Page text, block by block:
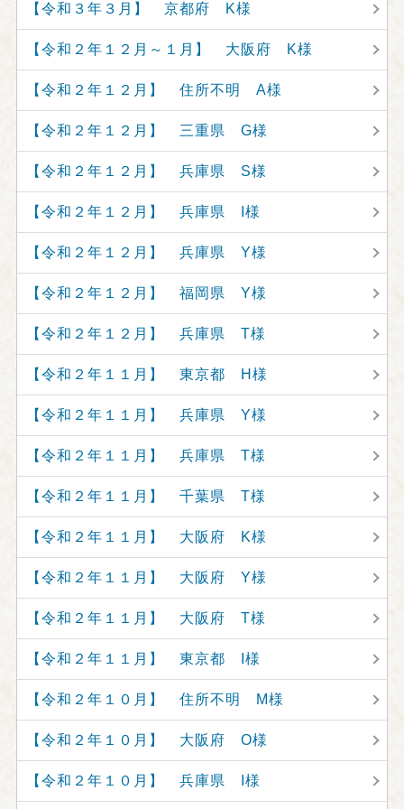
【令和３年３月】 京都府 K様
【令和２年１２月～１月】 大阪府 K様
【令和２年１２月】 住所不明 A様
【令和２年１２月】 三重県 G様
【令和２年１２月】 兵庫県 S様
【令和２年１２月】 兵庫県 I様
【令和２年１２月】 兵庫県 Y様
【令和２年１２月】 福岡県 Y様
【令和２年１２月】 兵庫県 T様
【令和２年１１月】 東京都 H様
【令和２年１１月】 兵庫県 Y様
【令和２年１１月】 兵庫県 T様
【令和２年１１月】 千葉県 T様
【令和２年１１月】 大阪府 K様
【令和２年１１月】 大阪府 Y様
【令和２年１１月】 大阪府 T様
【令和２年１１月】 東京都 I様
【令和２年１０月】 住所不明 M様
【令和２年１０月】 大阪府 O様
【令和２年１０月】 兵庫県 I様